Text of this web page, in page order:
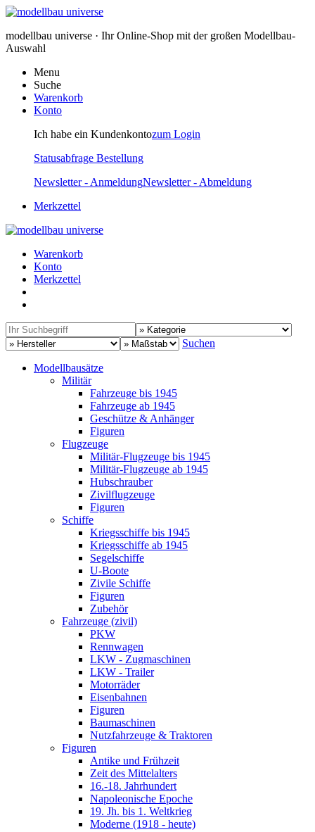
modellbau universe · Ihr Online-Shop mit der großen Modellbau-
Auswahl
Menu
Suche
Warenkorb
Konto
Ich habe ein Kundenkontozum Login
Statusabfrage Bestellung
Newsletter - AnmeldungNewsletter - Abmeldung
Merkzettel
Warenkorb
Konto
Merkzettel
Suchen
Modellbausätze
Militär
Fahrzeuge bis 1945
Fahrzeuge ab 1945
Geschütze & Anhänger
Figuren
Flugzeuge
Militär-Flugzeuge bis 1945
Militär-Flugzeuge ab 1945
Hubschrauber
Zivilflugzeuge
Figuren
Schiffe
Kriegsschiffe bis 1945
Kriegsschiffe ab 1945
Segelschiffe
U-Boote
Zivile Schiffe
Figuren
Zubehör
Fahrzeuge (zivil)
PKW
Rennwagen
LKW - Zugmaschinen
LKW - Trailer
Motorräder
Eisenbahnen
Figuren
Baumaschinen
Nutzfahrzeuge & Traktoren
Figuren
Antike und Frühzeit
Zeit des Mittelalters
16.-18. Jahrhundert
Napoleonische Epoche
19. Jh. bis 1. Weltkrieg
Moderne (1918 - heute)